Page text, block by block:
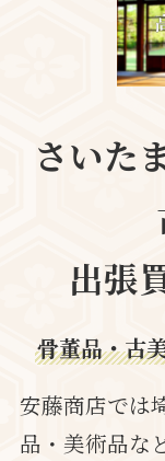
さいた
出張
骨董品・古
安藤商店では
品・美術品な